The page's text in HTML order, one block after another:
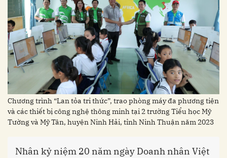
Chương trình “Lan tỏa tri thức”, trao phòng máy đa phương tiện
và các thiết bị công nghệ thông minh tại 2 trường Tiểu học Mỹ
Tường và Mỹ Tân, huyện Ninh Hải, tỉnh Ninh Thuận năm 2023
Nhân kỷ niệm 20 năm ngày Doanh nhân Việt